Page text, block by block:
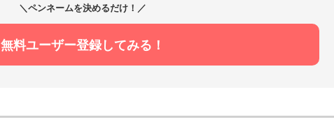
＼ペンネームを決めるだけ！／
無料ユーザー登録してみる！